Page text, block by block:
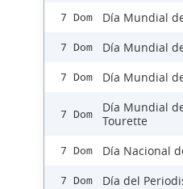
7 Dom Día Mundial
7 Dom Día Mundial
7 Dom Día Mundial
7 Dom
Día Mundial
Tourette
7 Dom Día Nacional
7 Dom Día del